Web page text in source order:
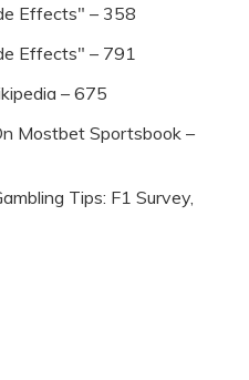
Effects" – 358
Effects" – 791
– 675
Mostbet Sportsbook –
Tips: F1 Survey,